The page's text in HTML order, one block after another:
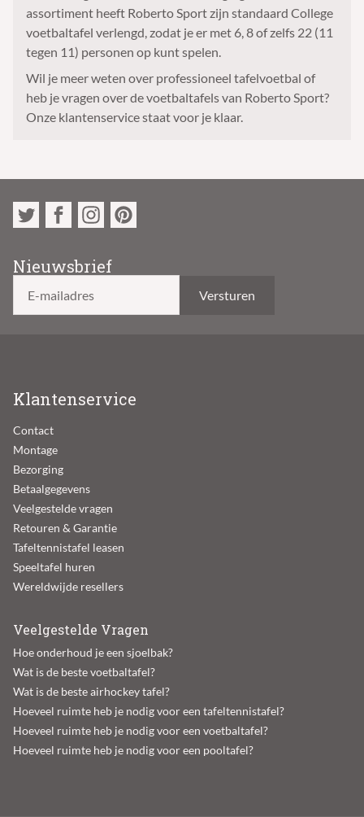
assortiment heeft Roberto Sport zijn standaard College
voetbaltafel verlengd, zodat je er met 6, 8 of zelfs 22 (11
tegen 11) personen op kunt spelen.
Wil je meer weten over professioneel tafelvoetbal of
heb je vragen over de voetbaltafels van Roberto Sport?
Onze klantenservice staat voor je klaar.
Nieuwsbrief
E-mailadres
Klantenservice
Contact
Montage
Bezorging
Betaalgegevens
Veelgestelde vragen
Retouren & Garantie
Tafeltennistafel leasen
Speeltafel huren
Wereldwijde resellers
Veelgestelde Vragen
Hoe onderhoud je een sjoelbak?
Wat is de beste voetbaltafel?
Wat is de beste airhockey tafel?
Hoeveel ruimte heb je nodig voor een tafeltennistafel?
Hoeveel ruimte heb je nodig voor een voetbaltafel?
Hoeveel ruimte heb je nodig voor een pooltafel?